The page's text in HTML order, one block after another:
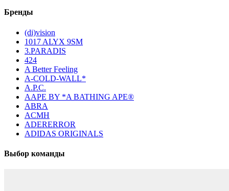
Бренды
(di)vision
1017 ALYX 9SM
3.PARADIS
424
A Better Feeling
A-COLD-WALL*
A.P.C.
AAPE BY *A BATHING APE®
ABRA
ACMH
ADERERROR
ADIDAS ORIGINALS
Выбор команды